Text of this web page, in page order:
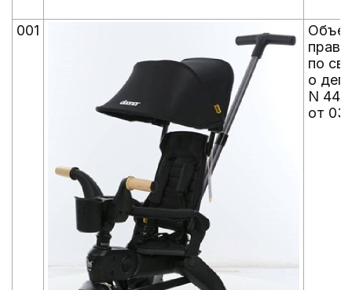
001
права
по
о
N
от